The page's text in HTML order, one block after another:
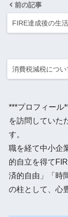
前の記事
FIRE達成後の生
消費税減税につい
***プロ
を訪問していた
す。
職を経て中小企
的自立を
済的自由」「時
の柱として、心